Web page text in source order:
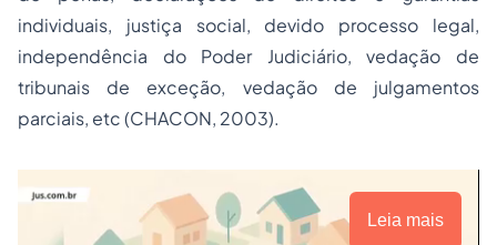
individuais, justiça social, devido processo legal,
independência do Poder Judiciário, vedação de
tribunais de exceção, vedação de julgamentos
parciais, etc (CHACON, 2003).
Leia mais